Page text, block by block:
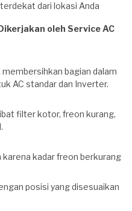
dari lokasi Anda
oleh Service AC
bagian dalam
AC standar dan Inverter.
filter kotor, freon kurang,
karena kadar freon berkurang
posisi yang disesuaikan